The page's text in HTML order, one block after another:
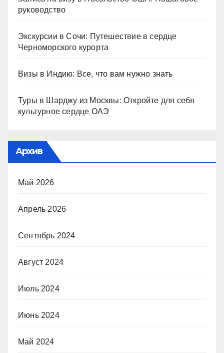
руководство
Экскурсии в Сочи: Путешествие в сердце
Черноморского курорта
Визы в Индию: Все, что вам нужно знать
Туры в Шарджу из Москвы: Откройте для себя
культурное сердце ОАЭ
Архив
Май 2026
Апрель 2026
Сентябрь 2024
Август 2024
Июль 2024
Июнь 2024
Май 2024